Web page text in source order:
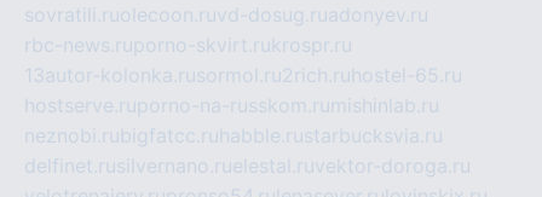
sovratili.ruolecoon.ruvd-dosug.ruadonyev.ru
rbc-news.ruporno-skvirt.rukrospr.ru
13autor-kolonka.rusormol.ru2rich.ru hostel-65.ru
hostserve.ruporno-na-russkom.ru mishinlab.ru
neznobi.rubigfatcc.ru habble.rustarbucksvia.ru
delfinet.rusilvernano.ruelestal.ruvektor-doroga.ru